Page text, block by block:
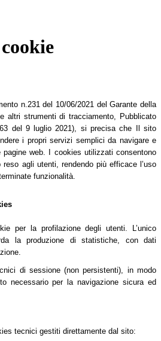
n.231 del 10/06/2021 del Garante della
altri strumenti di tracciamento, Pubblicato
del 9 luglio 2021), si precisa che Il sito
i propri servizi semplici da navigare e
web. I cookies utilizzati consentono
agli utenti, rendendo più efficace l’uso
funzionalità.
per la profilazione degli utenti. L’unico
la produzione di statistiche, con dati
di sessione (non persistenti), in modo
necessario per la navigazione sicura ed
tecnici gestiti direttamente dal sito: